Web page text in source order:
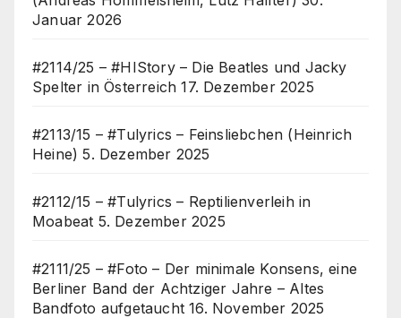
Januar 2026
#2114/25 – #HIStory – Die Beatles und Jacky
Spelter in Österreich 17. Dezember 2025
#2113/15 – #Tulyrics – Feinsliebchen (Heinrich
Heine) 5. Dezember 2025
#2112/15 – #Tulyrics – Reptilienverleih in
Moabeat 5. Dezember 2025
#2111/25 – #Foto – Der minimale Konsens, eine
Berliner Band der Achtziger Jahre – Altes
Bandfoto aufgetaucht 16. November 2025